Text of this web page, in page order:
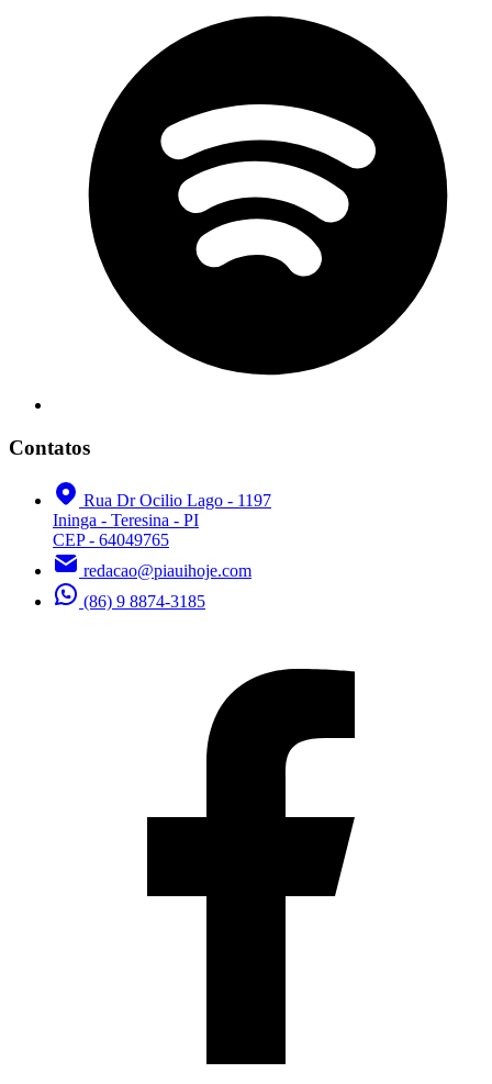
Contatos
Rua Dr Ocilio Lago - 1197
Ininga - Teresina - PI
CEP - 64049765
redacao@piauihoje.com
(86) 9 8874-3185